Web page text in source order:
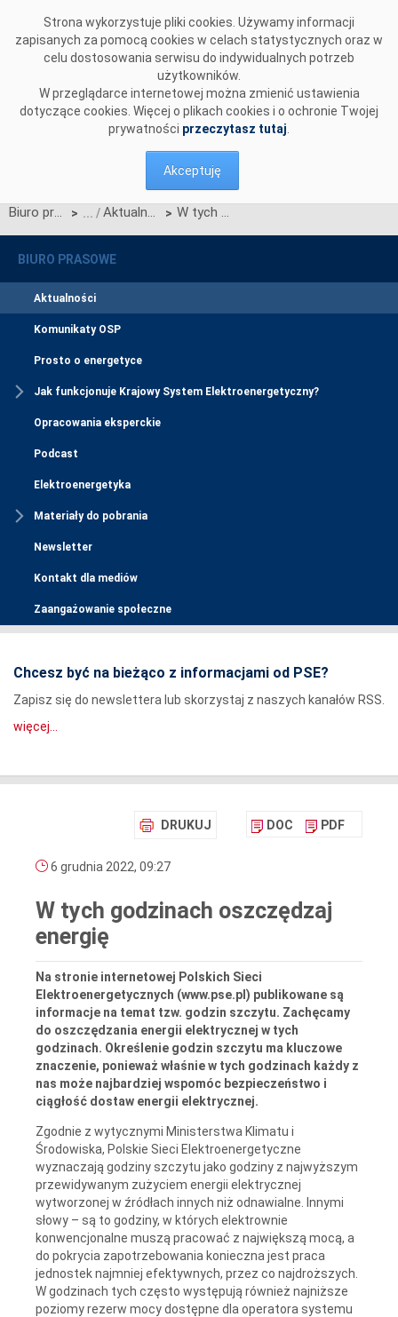
Strona wykorzystuje pliki cookies. Używamy informacji
zapisanych za pomocą cookies w celach statystycznych oraz w
celu dostosowania serwisu do indywidualnych potrzeb
użytkowników.
W przeglądarce internetowej można zmienić ustawienia
dotyczące cookies. Więcej o plikach cookies i o ochronie Twojej
prywatności przeczytasz tutaj
Akceptuję
Biuro prasowe > Aktualności > W tych godzinach oszczędzaj energię
BIURO PRASOWE
Aktualności
Komunikaty OSP
Prosto o energetyce
Jak funkcjonuje Krajowy System Elektroenergetyczny?
Opracowania eksperckie
Podcast
Elektroenergetyka
Materiały do pobrania
Newsletter
Kontakt dla mediów
Zaangażowanie społeczne
Chcesz być na bieżąco z informacjami od PSE?
Zapisz się do newslettera lub skorzystaj z naszych kanałów RSS.
więcej...
DRUKUJ DOC PDF
6 grudnia 2022, 09:27
W tych godzinach oszczędzaj
energię
Na stronie internetowej Polskich Sieci
Elektroenergetycznych (www.pse.pl) publikowane są
informacje na temat tzw. godzin szczytu. Zachęcamy
do oszczędzania energii elektrycznej w tych
godzinach. Określenie godzin szczytu ma kluczowe
znaczenie, ponieważ właśnie w tych godzinach każdy z
nas może najbardziej wspomóc bezpieczeństwo i
ciągłość dostaw energii elektrycznej.
Zgodnie z wytycznymi Ministerstwa Klimatu i
Środowiska, Polskie Sieci Elektroenergetyczne
wyznaczają godziny szczytu jako godziny z najwyższym
przewidywanym zużyciem energii elektrycznej
wytworzonej w źródłach innych niż odnawialne. Innymi
słowy – są to godziny, w których elektrownie
konwencjonalne muszą pracować z największą mocą, a
do pokrycia zapotrzebowania konieczna jest praca
jednostek najmniej efektywnych, przez co najdroższych.
W godzinach tych często występują również najniższe
poziomy rezerw mocy dostępne dla operatora systemu